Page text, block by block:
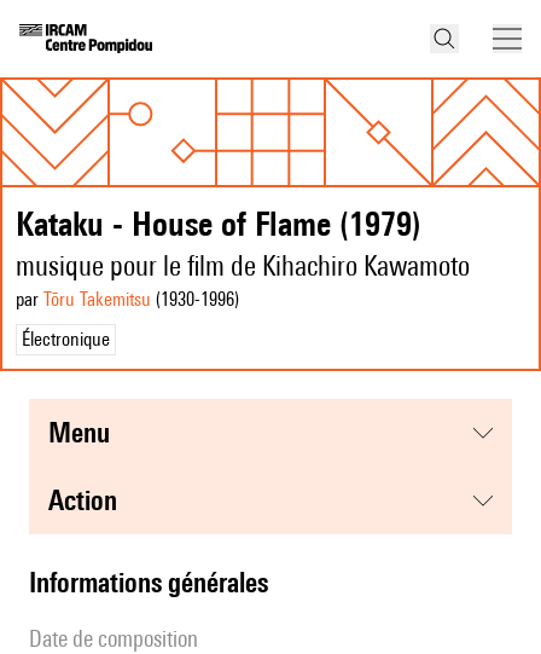
Kataku - House of Flame (1979)
musique pour le film de Kihachiro Kawamoto
par Tōru Takemitsu (1930-1996)
Électronique
menu
action
informations générales
date de composition